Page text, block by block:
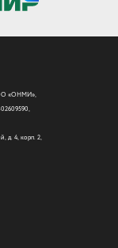
«ОНМИ»,
д. 4, корп. 2,